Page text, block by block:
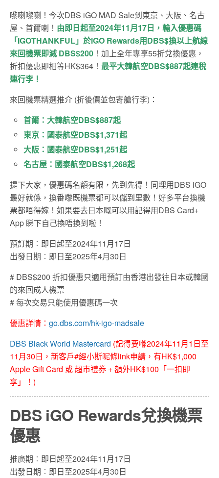
嚟喇嚟喇！今次DBS iGO MAD Sale到東京、大阪、名古
屋、首爾喇！ 由即日起至2024年11月17日，輸入優惠碼
「IGOTHANKFUL」於iGO Rewards用DBS$換以上航線
來回機票即減 DBS$200 ！加上全年專享55折兌換優惠，
折扣優惠即相等HK$364！ 最平大韓航空DBS$887起連稅
連行李！
來回機票精選推介 (折後價並包寄艙行李)：
首爾 ： 大韓航空DBS$887起
東京： 國泰航空DBS$1,371起
大阪： 國泰航空DBS$1,251起
名古屋 ： 國泰航空DBS$1,268起
提下大家， 優惠碼名額有限，先到先得！同埋用DBS iGO
最好就係，換番嚟既機票都可以儲到里數！好多平台換機
票都唔得嫁！如果要去日本嘅可以用記得用DBS Card+
App 睇下自己換唔換到啦！
預訂期︰即日起至2024年11月17日
出發日期︰即日至2025年4月30日
# DBS$200 折扣優惠只適用預訂由香港出發往日本或韓國
的來回成人機票
#每次交易只能使用優惠碼一次
優惠詳情： go.dbs.com/hk-igo-madsale
DBS Black World Mastercard (記得要喺2024年11月1日至
11月30日，新客戶#經小斯呢條link申請，有HK$1,000
Apple Gift Card 或 超市禮券 + 額外HK$100「一扣即
享」！)
DBS iGO Rewards兌換機票
優惠
推廣期︰即日起至2024年11月17日
出發日期︰即日至2025年4月30日